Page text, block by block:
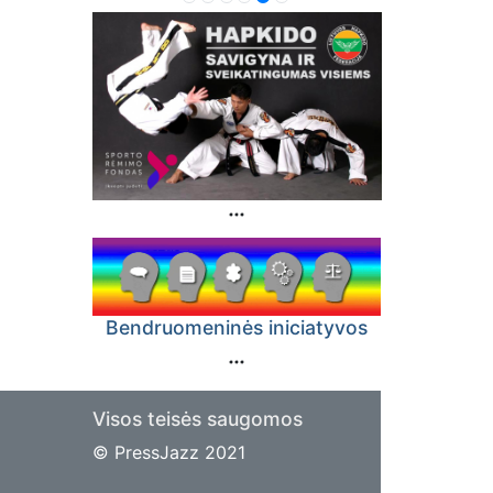
Bendruomeninės iniciatyvos
Visos teisės saugomos
© PressJazz 2021